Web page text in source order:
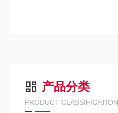
产品分类
PRODUCT CLASSIFICATION